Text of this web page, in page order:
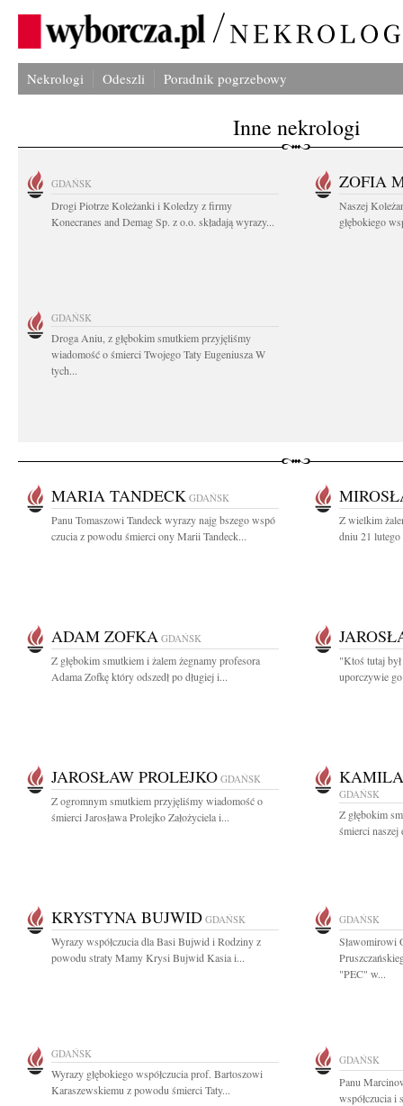
Nekrologi Odeszli Poradnik pogrzebowy
Inne nekrologi
GDAŃSK
Drogi Piotrze Koleżanki i Koledzy z firmy
Konecranes and Demag Sp. z o.o. składają wyrazy...
ZOFIA
Naszej
głębokiego
GDAŃSK
Droga Aniu, z głębokim smutkiem przyjęliśmy
wiadomość o śmierci Twojego Taty Eugeniusza W
tych...
MARIA TANDECK GDAŃSK
Panu Tomaszowi Tandeck wyrazy najg bszego wspó
czucia z powodu śmierci ony Marii Tandeck...
Z wielkim
dniu 21
ADAM ZOFKA GDAŃSK
Z głębokim smutkiem i żalem żegnamy profesora
Adama Zofkę który odszedł po długiej i...
"Ktoś tutaj
uporczywie
JAROSŁAW PROLEJKO GDAŃSK
Z ogromnym smutkiem przyjęliśmy wiadomość o
śmierci Jarosława Prolejko Założyciela i...
GDAŃSK
Z głębokim
śmierci
KRYSTYNA BUJWID GDAŃSK
Wyrazy współczucia dla Basi Bujwid i Rodziny z
powodu straty Mamy Krysi Bujwid Kasia i...
GDAŃSK
Sławomirowi
"PEC" w...
GDAŃSK
Wyrazy głębokiego współczucia prof. Bartoszowi
Karaszewskiemu z powodu śmierci Taty...
GDAŃSK
Panu
współczucia i